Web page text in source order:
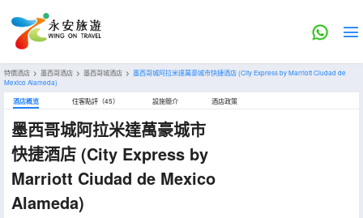
特價酒店 > 墨西哥酒店 > 墨西哥城酒店 > 墨西哥城阿拉米達萬豪城市快捷酒店(City Express by Marriott Ciudad de
Mexico Alameda)
酒店概览 住客點評（45） 設施簡介 酒店政策
墨西哥城阿拉米達萬豪城市
快捷酒店 (City Express by
Marriott Ciudad de Mexico
Alameda)